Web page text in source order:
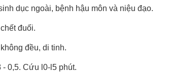
dục ngoài, bệnh hậu môn và niệu đạo.
đuối.
đều, di tinh.
0,5. Cứu l0-l5 phút.